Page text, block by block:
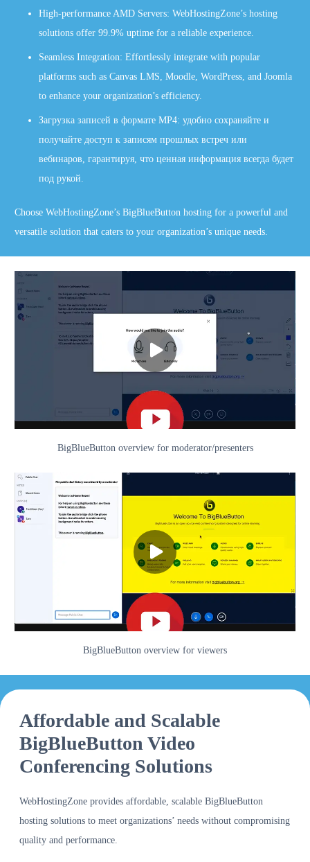
High-performance AMD Servers: WebHostingZone’s hosting
solutions offer 99.9% uptime for a reliable experience.
Seamless Integration: Effortlessly integrate with popular
platforms such as Canvas LMS, Moodle, WordPress, and Joomla
to enhance your organization’s efficiency.
Загрузка записей в формате MP4: удобно сохраняйте и
получайте доступ к записям прошлых встреч или
вебинаров, гарантируя, что ценная информация всегда будет
под рукой.
Choose WebHostingZone’s BigBlueButton hosting for a powerful and
versatile solution that caters to your organization’s unique needs.
BigBlueButton overview for moderator/presenters
BigBlueButton overview for viewers
Affordable and Scalable
BigBlueButton Video
Conferencing Solutions
WebHostingZone provides affordable, scalable BigBlueButton
hosting solutions to meet organizations’ needs without compromising
quality and performance.